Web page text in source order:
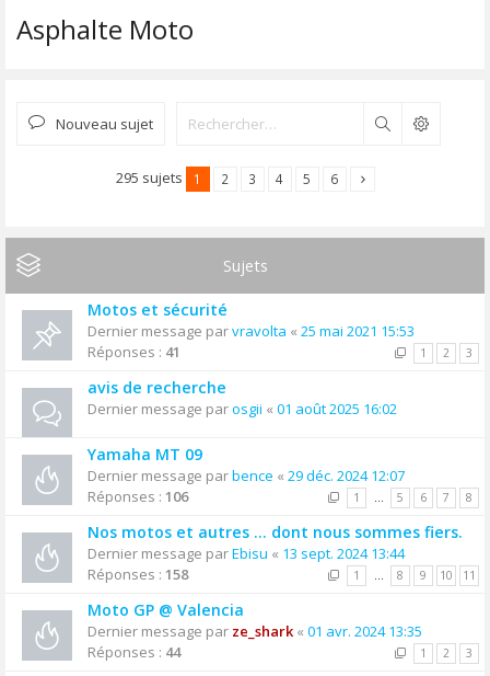
Asphalte Moto
Nouveau sujet Rechercher
295 sujets 1 2 3 4 5 6
Sujets
Motos et sécurité
Dernier message parvravolta « 25 mai 2021 15:53
Réponses : 41 1 2 3
avis de recherche
Dernier message parosgii « 01 août 2025 16:02
Yamaha MT 09
Dernier message parbence « 29 déc. 2024 12:07
Réponses : 106 1 … 5 6 7 8
Nos motos et autres ... dont nous sommes fiers.
Dernier message parEbisu « 13 sept. 2024 13:44
Réponses : 158 1 … 8 9 10 11
Moto GP @ Valencia
Dernier message par ze_shark« 01 avr. 2024 13:35
Réponses : 44 1 2 3